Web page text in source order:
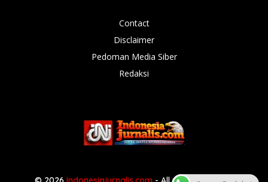
Contact
Disclaimer
Pedoman Media Siber
Redaksi